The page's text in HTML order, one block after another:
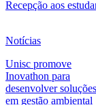
Recepção aos
Notícias
Unisc promove
Inovathon para
desenvolver soluções
em gestão ambiental